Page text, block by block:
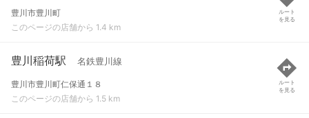
豊川市豊川町
このページの店舗から 1.4 km
ルート
を見る
豊川稲荷駅 名鉄豊川線
豊川市豊川町仁保通１８
このページの店舗から 1.5 km
ルート
を見る